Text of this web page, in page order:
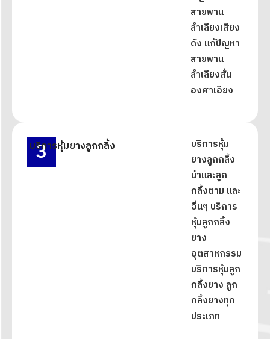
สายพาน
ลำเลียงเสียง
ดัง แก้ปัญหา
สายพาน
ลำเลียงสั่น
องศาเอียง
3
บริการหุ้มยางลูกกลิ้ง
บริการหุ้ม
ยางลูกกลิ้ง
นำและลูก
กลิ้งตาม และ
อื่นๆ บริการ
หุ้มลูกกลิ้ง
ยาง
อุตสาหกรรม
บริการหุ้มลูก
กลิ้งยาง ลูก
กลิ้งยางทุก
ประเภท